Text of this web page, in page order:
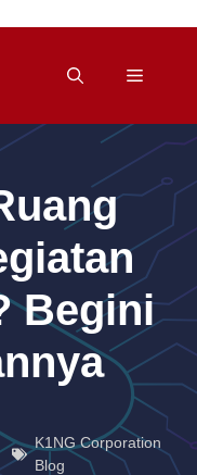
Menu
Begini
K1NG Corporation
Blog